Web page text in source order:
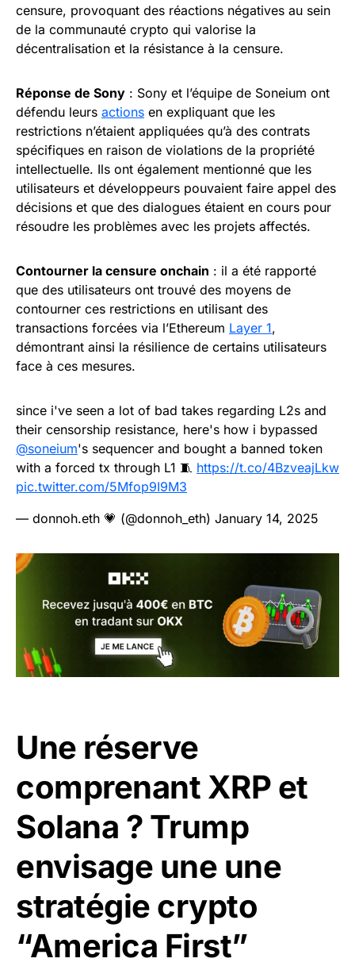
censure, provoquant des réactions négatives au sein
de la communauté crypto qui valorise la
décentralisation et la résistance à la censure.
Réponse de Sony : Sony et l’équipe de Soneium ont
défendu leurs actions en expliquant que les
restrictions n’étaient appliquées qu’à des contrats
spécifiques en raison de violations de la propriété
intellectuelle. Ils ont également mentionné que les
utilisateurs et développeurs pouvaient faire appel des
décisions et que des dialogues étaient en cours pour
résoudre les problèmes avec les projets affectés.
Contourner la censure onchain : il a été rapporté
que des utilisateurs ont trouvé des moyens de
contourner ces restrictions en utilisant des
transactions forcées via l’Ethereum Layer 1,
démontrant ainsi la résilience de certains utilisateurs
face à ces mesures.
since i've seen a lot of bad takes regarding L2s and
their censorship resistance, here's how i bypassed
@soneium's sequencer and bought a banned token
with a forced tx through L1 🧵 https://t.co/4BzveajLkw
pic.twitter.com/5Mfop9I9M3
— donnoh.eth 💗 (@donnoh_eth) January 14, 2025
Une réserve
comprenant XRP et
Solana ? Trump
envisage une une
stratégie crypto
“America First”